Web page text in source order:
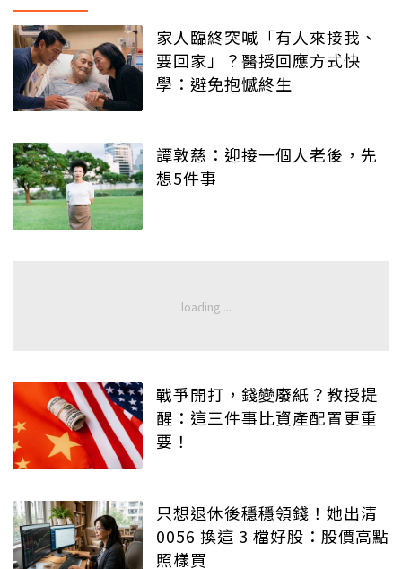
家人臨終突喊「有人來接我、
要回家」？醫授回應方式快
學：避免抱憾終生
譚敦慈：迎接一個人老後，先
想5件事
戰爭開打，錢變廢紙？教授提
醒：這三件事比資產配置更重
要！
只想退休後穩穩領錢！她出清
0056 換這 3 檔好股：股價高點
照樣買